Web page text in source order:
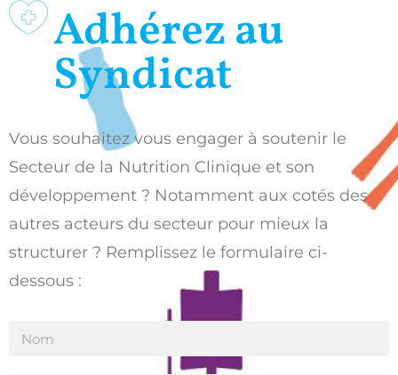
Adhérez au
Syndicat
Vous souhaitez vous engager à soutenir le
Secteur de la Nutrition Clinique et son
développement ? Notamment aux cotés des
autres acteurs du secteur pour mieux la
structurer ? Remplissez le formulaire ci-
dessous :